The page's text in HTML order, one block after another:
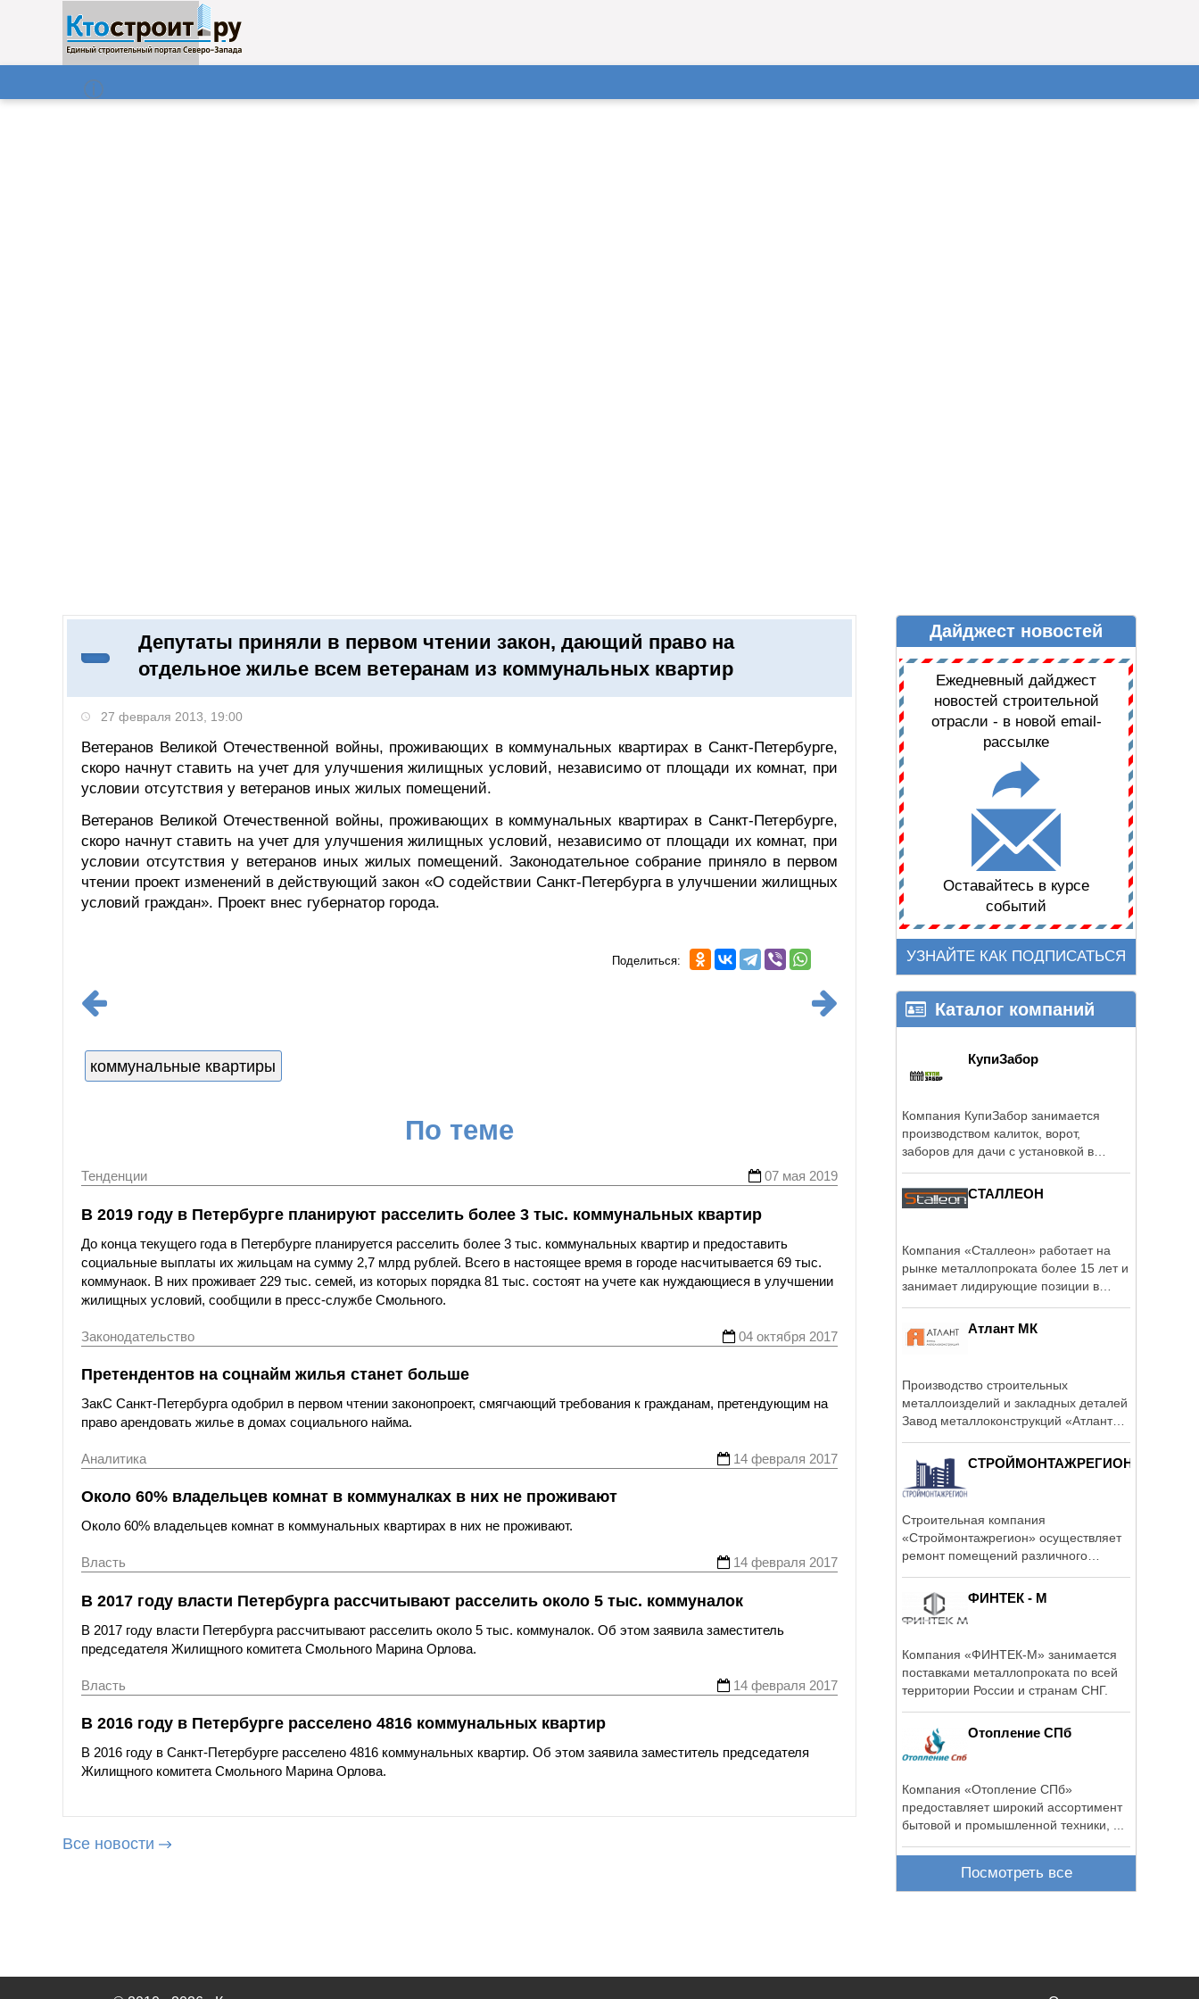
Поиск
ДАЙДЖЕСТ НОВОСТЕЙ
Депутаты приняли в первом чтении закон, дающий право на
отдельное жилье всем ветеранам из коммунальных квартир
27 февраля 2013, 19:00
Ветеранов Великой Отечественной войны, проживающих в коммунальных квартирах в Санкт-Петербурге,
скоро начнут ставить на учет для улучшения жилищных условий, независимо от площади их комнат, при
условии отсутствия у ветеранов иных жилых помещений.
Ветеранов Великой Отечественной войны, проживающих в коммунальных квартирах в Санкт-Петербурге,
скоро начнут ставить на учет для улучшения жилищных условий, независимо от площади их комнат, при
условии отсутствия у ветеранов иных жилых помещений. Законодательное собрание приняло в первом
чтении проект изменений в действующий закон «О содействии Санкт-Петербурга в улучшении жилищных
условий граждан». Проект внес губернатор города.
Поделиться:
коммунальные квартиры
По теме
Тенденции 07 мая 2019
В 2019 году в Петербурге планируют расселить более 3 тыс. коммунальных квартир
До конца текущего года в Петербурге планируется расселить более 3 тыс. коммунальных квартир и предоставить
социальные выплаты их жильцам на сумму 2,7 млрд рублей. Всего в настоящее время в городе насчитывается 69 тыс.
коммунаок. В них проживает 229 тыс. семей, из которых порядка 81 тыс. состоят на учете как нуждающиеся в улучшении
жилищных условий, сообщили в пресс-службе Смольного.
Законодательство 04 октября 2017
Претендентов на соцнайм жилья станет больше
ЗакС Санкт-Петербурга одобрил в первом чтении законопроект, смягчающий требования к гражданам, претендующим на
право арендовать жилье в домах социального найма.
Аналитика 14 февраля 2017
Около 60% владельцев комнат в коммуналках в них не проживают
Около 60% владельцев комнат в коммунальных квартирах в них не проживают.
Власть 14 февраля 2017
В 2017 году власти Петербурга рассчитывают расселить около 5 тыс. коммуналок
В 2017 году власти Петербурга рассчитывают расселить около 5 тыс. коммуналок. Об этом заявила заместитель
председателя Жилищного комитета Смольного Марина Орлова.
Власть 14 февраля 2017
В 2016 году в Петербурге расселено 4816 коммунальных квартир
В 2016 году в Санкт-Петербурге расселено 4816 коммунальных квартир. Об этом заявила заместитель председателя
Жилищного комитета Смольного Марина Орлова.
Все новости
Дайджест новостей
Ежедневный дайджест
новостей строительной
отрасли - в новой email-
рассылке
Оставайтесь в курсе
событий
УЗНАЙТЕ КАК ПОДПИСАТЬСЯ
Каталог компаний
КупиЗабор
Компания КупиЗабор занимается
производством калиток, ворот,
заборов для дачи с установкой в
СТАЛЛЕОН
Компания «Сталлеон» работает на
рынке металлопроката более 15 лет и
занимает лидирующие позиции в
Атлант МК
Производство строительных
металлоизделий и закладных деталей
Завод металлоконструкций «Атлант
СТРОЙМОНТАЖРЕГИОН
Строительная компания
«Строймонтажрегион» осуществляет
ремонт помещений различного
ФИНТЕК - М
Компания «ФИНТЕК-М» занимается
поставками металлопроката по всей
территории России и странам СНГ.
Отопление СПб
Компания «Отопление СПб»
предоставляет широкий ассортимент
бытовой и промышленной техники, ...
Посмотреть все